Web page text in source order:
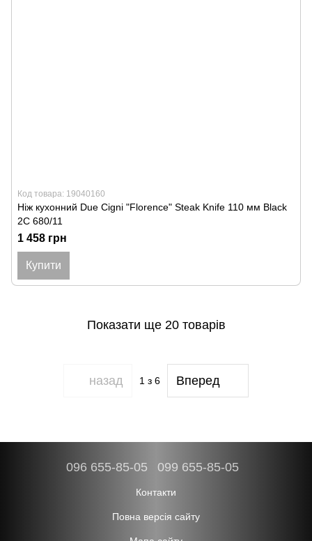
Код товара: 19040160
Ніж кухонний Due Cigni "Florence" Steak Knife 110 мм Black
2C 680/11
1 458 грн
Купити
Показати ще 20 товарів
назад 1 з 6 Вперед
096 655-85-05 099 655-85-05
Контакти
Повна версія сайту